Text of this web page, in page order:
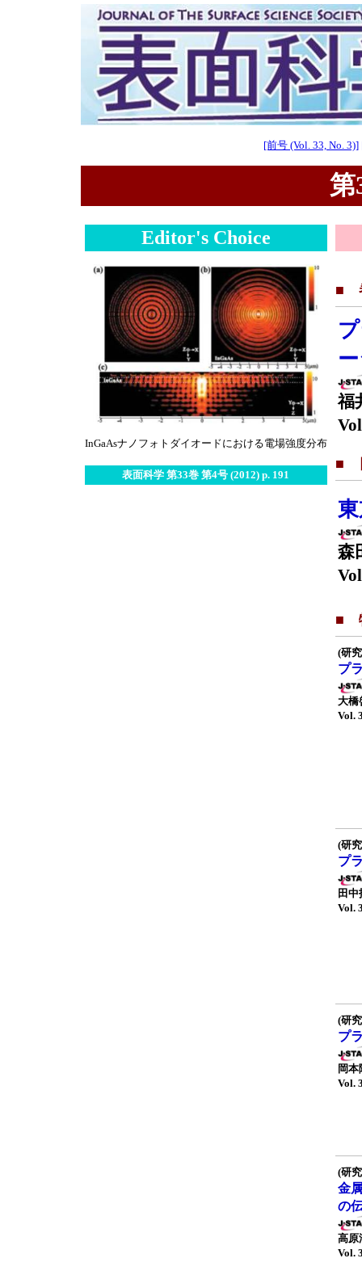
[前号 (Vol. 33, No. 3)]
第
Editor's Choice
InGaAsナノフォトダイオードにおける電場強度分布
表面科学 第33巻 第4号 (2012) p. 191
■
福
■
森
■
(研
プ
大橋
Vol.
(研
プ
田中
Vol.
(研
プ
岡本
Vol.
(研
金
の
高原
Vol.